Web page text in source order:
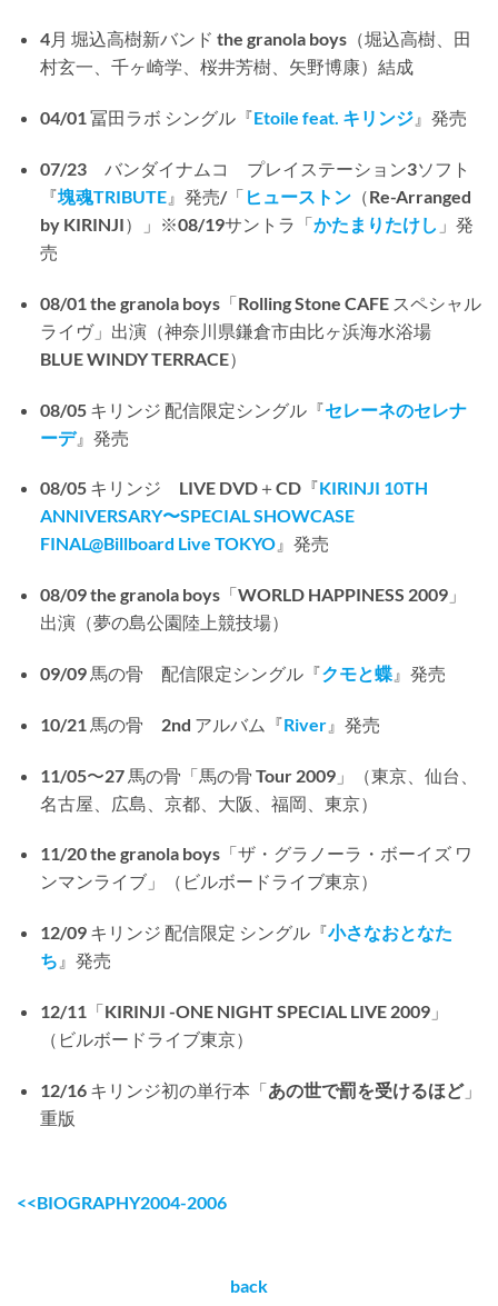
4月 堀込高樹新バンド the granola boys（堀込高樹、田
村玄一、千ヶ崎学、桜井芳樹、矢野博康）結成
04/01 冨田ラボ シングル『Etoile feat. キリンジ』発売
07/23 バンダイナムコ プレイステーション3ソフト
『塊魂TRIBUTE』発売/「 ヒューストン（Re-Arranged
by KIRINJI）」※08/19サントラ「かたまりたけし 」発
売
08/01 the granola boys「Rolling Stone CAFE スペシャル
ライヴ」出演（神奈川県鎌倉市由比ヶ浜海水浴場
BLUE WINDY TERRACE）
08/05 キリンジ 配信限定シングル『セレーネのセレナ
ーデ』発売
08/05 キリンジ LIVE DVD＋CD『KIRINJI 10TH
ANNIVERSARY〜SPECIAL SHOWCASE
FINAL@Billboard Live TOKYO』発売
08/09 the granola boys「WORLD HAPPINESS 2009」
出演（夢の島公園陸上競技場）
09/09 馬の骨 配信限定シングル『クモと蝶』発売
10/21 馬の骨 2nd アルバム『River』発売
11/05〜27 馬の骨「馬の骨 Tour 2009」（東京、仙台、
名古屋、広島、京都、大阪、福岡、東京）
11/20 the granola boys「ザ・グラノーラ・ボーイズ ワ
ンマンライブ」（ビルボードライブ東京）
12/09 キリンジ 配信限定 シングル『小さなおとなた
ち 』発売
12/11「KIRINJI -ONE NIGHT SPECIAL LIVE 2009」
（ビルボードライブ東京）
12/16 キリンジ初の単行本「あの世で罰を受けるほど」
重版
<<BIOGRAPHY2004-2006
back